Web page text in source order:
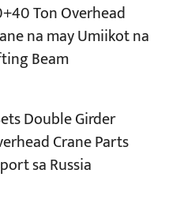
Ton Overhead
na may Umiikot na
Beam
Double Girder
Crane Parts
sa Russia